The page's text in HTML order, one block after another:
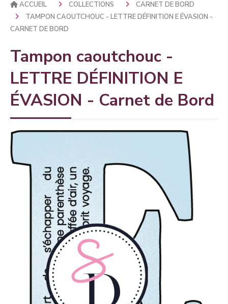
ACCUEIL COLLECTIONS
CARNET DE BORD
TAMPON CAOUTCHOUC - LETTRE DÉFINITION E ÉVASION -
CARNET DE BORD
Tampon caoutchouc -
LETTRE DÉFINITION E
ÉVASION - Carnet de Bord